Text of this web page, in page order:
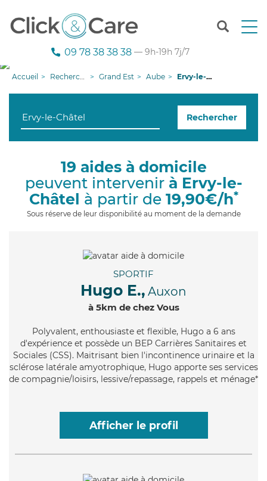
T
n
g
09 78 38 38 38 — 9h-19h 7j/7
Accueil Recherche aide à domicile Grand Est Aube Ervy-le-Châtel
Rechercher
19 aides à domicile
peuvent intervenir à Ervy-le-
Châtel à partir de 19,90€/h*
Sous réserve de leur disponibilité au moment de la demande
SPORTIF
Hugo E., Auxon
à 5km de chez Vous
Polyvalent, enthousiaste et flexible, Hugo a 6 ans
d'expérience et possède un BEP Carrières Sanitaires et
Sociales (CSS). Maitrisant bien l'incontinence urinaire et la
sclérose latérale amyotrophique, Hugo apporte ses services
de compagnie/loisirs, lessive/repassage, rappels et ménage*
Afficher le profil